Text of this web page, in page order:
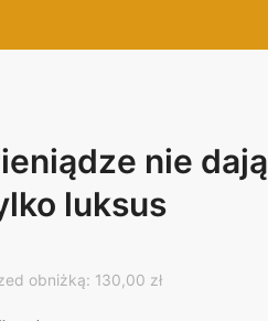
nie dają
luksus
obniżką: 130,00 zł